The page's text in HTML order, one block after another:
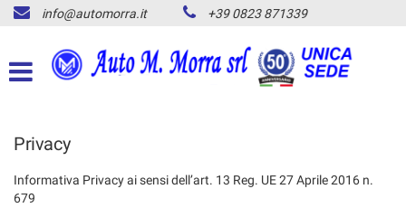
PARCO AUTO
SMART IN PROMO
info@automorra.it +39 0823 871339
Privacy
Informativa Privacy ai sensi dell’art. 13 Reg. UE 27 Aprile 2016 n.
679
preferenze
di
Il
seguente
pannello
ti